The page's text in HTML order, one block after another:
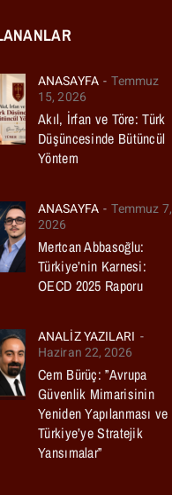
ANASAYFA
Temmuz
15, 2026
Akıl, İrfan ve Töre: Türk
Düşüncesinde Bütüncül
Yöntem
ANASAYFA
Temmuz 7,
2026
Mertcan Abbasoğlu:
Türkiye’nin Karnesi:
OECD 2025 Raporu
ANALIZ YAZILARI
Haziran 22, 2026
Cem Bürüç: ”Avrupa
Güvenlik Mimarisinin
Yeniden Yapılanması ve
Türkiye’ye Stratejik
Yansımalar”